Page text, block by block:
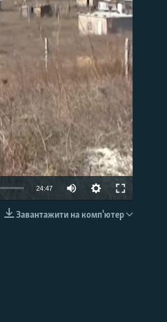
24:47
Завантажити на комп'ютер